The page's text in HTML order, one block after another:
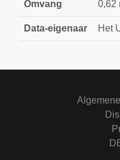
Omvang 0,62
Data-eigenaar Het